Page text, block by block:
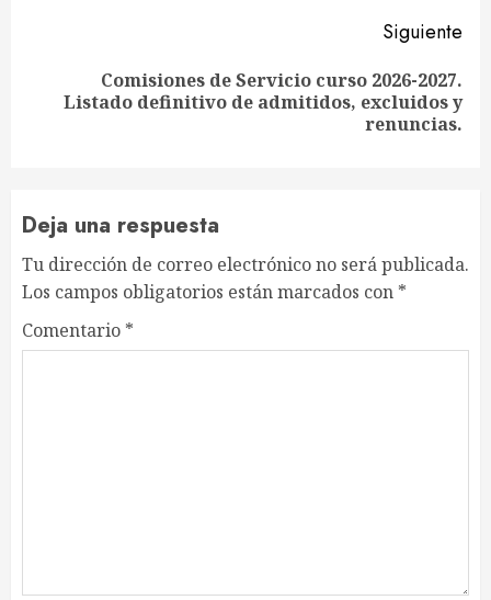
Siguiente
Siguiente
Comisiones de Servicio curso 2026-2027.
Listado definitivo de admitidos, excluidos y
renuncias.
Deja una respuesta
Tu dirección de correo electrónico no será publicada.
Los campos obligatorios están marcados con *
Comentario *